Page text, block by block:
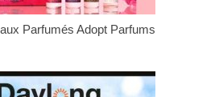
Parfumés Adopt Parfums